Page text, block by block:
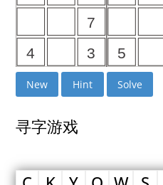
New Hint Solve
寻字游戏